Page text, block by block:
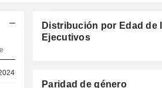
Distribución por Edad de
Ejecutivos
Paridad de género